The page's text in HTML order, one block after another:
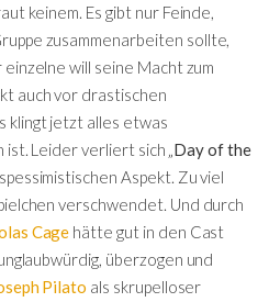
keinem. Es gibt nur Feinde,
zusammenarbeiten sollte,
will seine Macht zum
auch vor drastischen
klingt jetzt alles etwas
Leider verliert sich „ Day of the
Aspekt. Zu viel
verschwendet. Und durch
Cage hätte gut in den Cast
überzogen und
Pilato als skrupelloser